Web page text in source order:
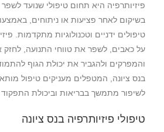
פיזיותרפיה היא תחום טיפולי שנועד
בשיקום לאחר פציעות או ניתוחים,
טיפולים ידניים וטכנולוגיות מתקדמות.
על כאבים, לשפר את טווחי התנועה, לחזק
והמפרקים ולהגביר את יכולת הגוף
בנס ציונה, המטפלים מעניקים טיפול
לשיפור מתמשך בבריאות וביכולת
טיפולי פיזיותרפיה בנס ציונה